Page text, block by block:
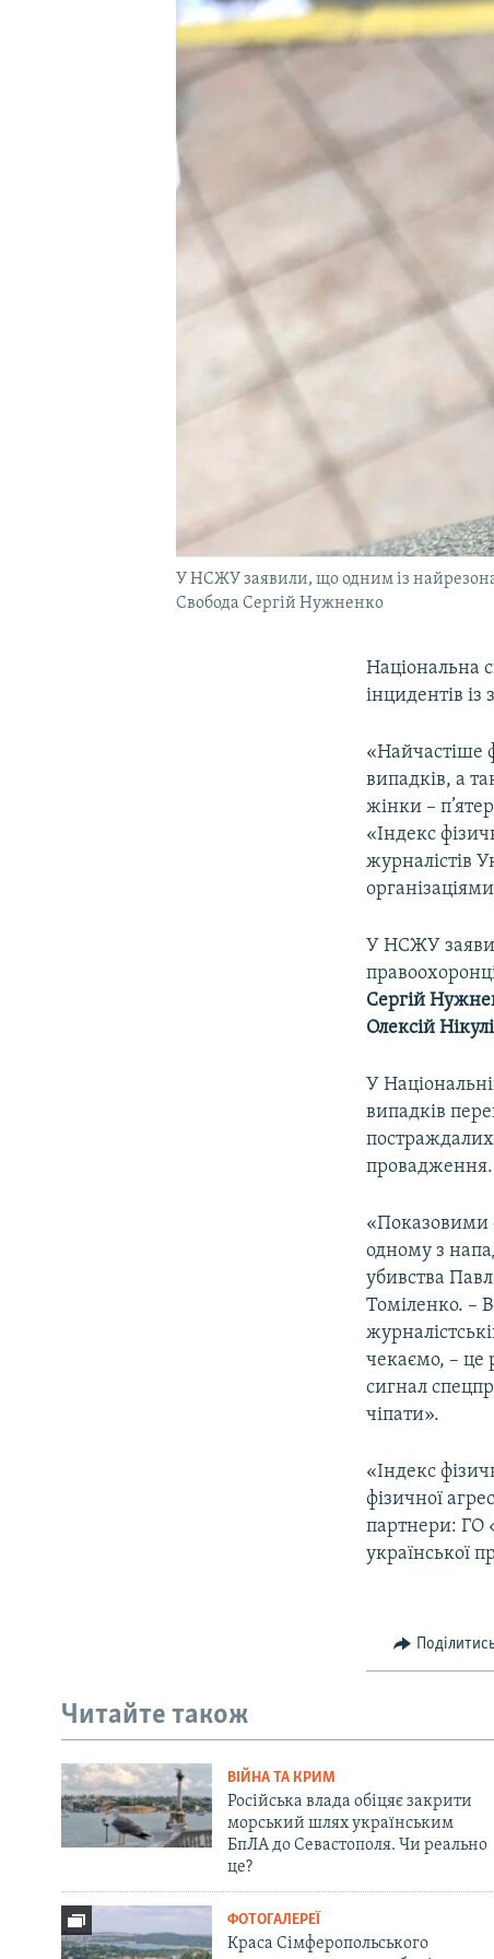
УКРАЇНСЬКА ПРОБЛЕМА КРИМУ
У НСЖУ заявили, що одним із
Свобода Сергій Нужненко
Національна
інцидентів
«Найчастіше
випадків, а
жінки –
«Індекс
журналістів
У НСЖУ
Сергій
Олексій
У
випадків
постраждалих
провадження.
«Показовими
одному з
убивства
Томіленко. –
чекаємо, – це
сигнал
чіпати».
«Індекс
фізичної
партнери: ГО
української
Читайте також
ВІЙНА ТА КРИМ
Російська влада обіцяє закрити
морський шлях українським
БпЛА до Севастополя. Чи реально
це?
ФОТОГАЛЕРЕЇ
Краса Сімферопольського